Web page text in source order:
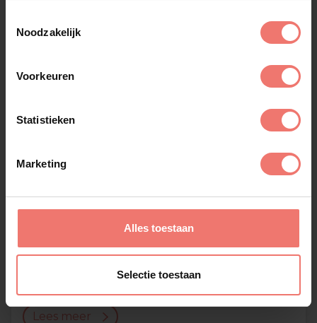
Noodzakelijk
Voorkeuren
Statistieken
Marketing
Alles toestaan
Selectie toestaan
SweetSounds
Lees meer